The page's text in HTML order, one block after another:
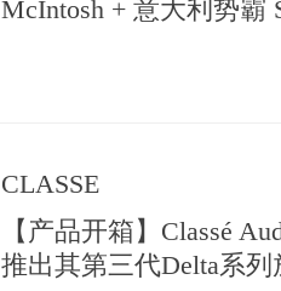
McIntosh + 意大利势霸
CLASSE
【产品开箱】Classé
推出其第三代Delta系列